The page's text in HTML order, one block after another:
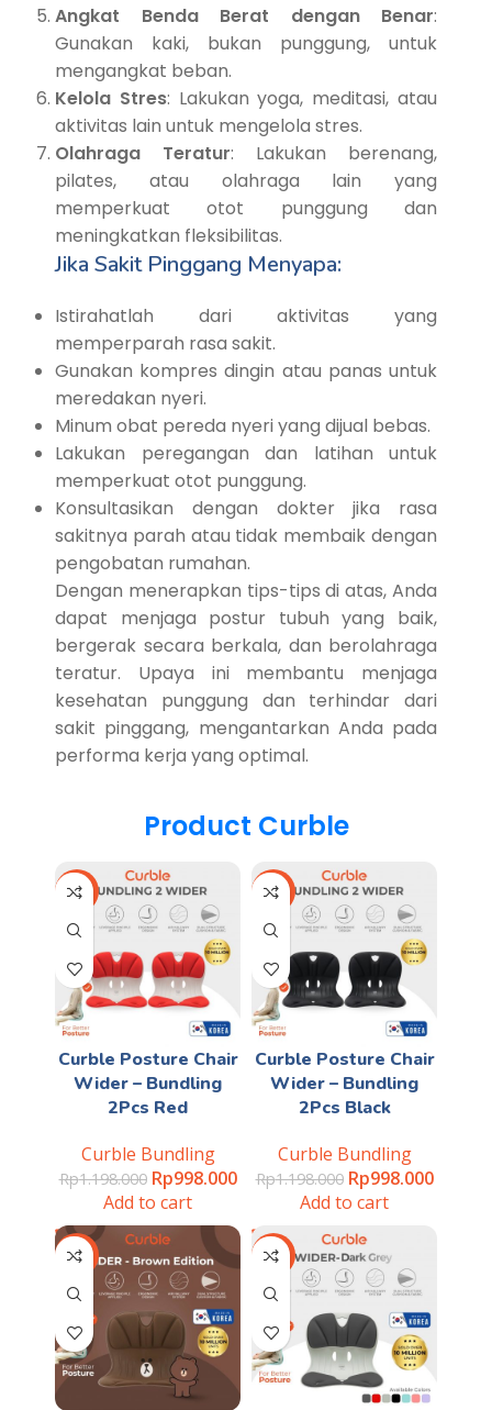
Angkat Benda Berat dengan Benar:
Gunakan kaki, bukan punggung, untuk
mengangkat beban.
Kelola Stres: Lakukan yoga, meditasi, atau
aktivitas lain untuk mengelola stres.
Olahraga Teratur: Lakukan berenang,
pilates, atau olahraga lain yang
memperkuat otot punggung dan
meningkatkan fleksibilitas.
Jika Sakit Pinggang Menyapa:
Istirahatlah dari aktivitas yang
memperparah rasa sakit.
Gunakan kompres dingin atau panas untuk
meredakan nyeri.
Minum obat pereda nyeri yang dijual bebas.
Lakukan peregangan dan latihan untuk
memperkuat otot punggung.
Konsultasikan dengan dokter jika rasa
sakitnya parah atau tidak membaik dengan
pengobatan rumahan.
Dengan menerapkan tips-tips di atas, Anda
dapat menjaga postur tubuh yang baik,
bergerak secara berkala, dan berolahraga
teratur. Upaya ini membantu menjaga
kesehatan punggung dan terhindar dari
sakit pinggang, mengantarkan Anda pada
performa kerja yang optimal.
Product Curble
-17%
Curble Posture Chair
Wider – Bundling
2Pcs Red
Curble Bundling
Rp1.198.000 Rp998.000
Add to cart
-17%
Curble Posture Chair
Wider – Bundling
2Pcs Black
Curble Bundling
Rp1.198.000 Rp998.000
Add to cart
-40% -28%